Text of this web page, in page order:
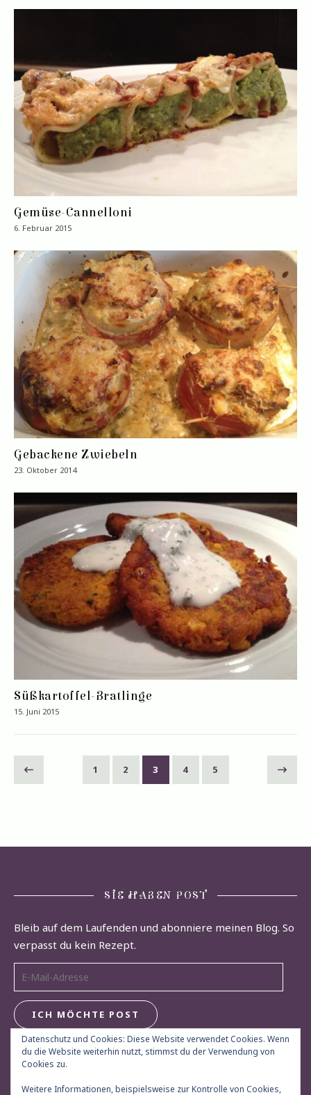
Gemüse-Cannelloni
6. Februar 2015
Gebackene Zwiebeln
23. Oktober 2014
Süßkartoffel-Bratlinge
15. Juni 2015
1 2 3 4 5
SIE HABEN POST
Bleib auf dem Laufenden und abonniere meinen Blog. So
verpasst du kein Rezept.
E-Mail-Adresse
ICH MÖCHTE POST
Datenschutz und Cookies: Diese Website verwendet Cookies. Wenn
du die Website weiterhin nutzt, stimmst du der Verwendung von
Cookies zu.
Weitere Informationen, beispielsweise zur Kontrolle von Cookies,